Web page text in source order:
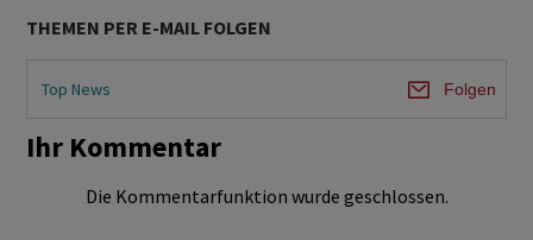
THEMEN PER E-MAIL FOLGEN
Top News Folgen
Ihr Kommentar
Die Kommentarfunktion wurde geschlossen.